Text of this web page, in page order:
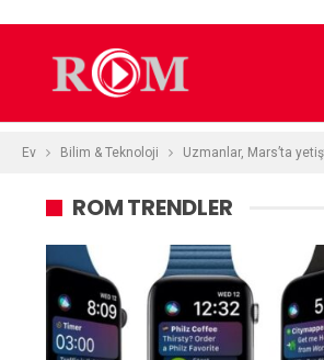
Ev Bilim & Teknoloji Uzmanlar, Mars’ta
ROM TRENDLER